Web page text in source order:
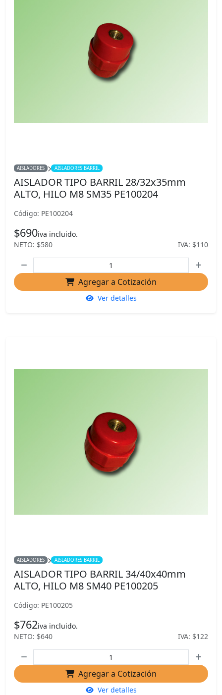
AISLADORES AISLADORES BARRIL
AISLADOR TIPO BARRIL 28/32x35mm
ALTO, HILO M8 SM35 PE100204
Código: PE100204
$690iva incluido.
NETO: $580
IVA: $110
Agregar a Cotización
Ver detalles
AISLADORES AISLADORES BARRIL
AISLADOR TIPO BARRIL 34/40x40mm
ALTO, HILO M8 SM40 PE100205
Código: PE100205
$762iva incluido.
NETO: $640
IVA: $122
Agregar a Cotización
Ver detalles